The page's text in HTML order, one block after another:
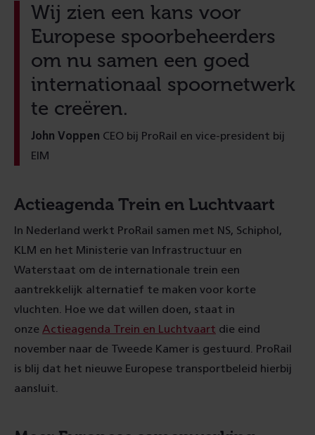
Wij zien een kans voor
Europese spoorbeheerders
om nu samen een goed
internationaal spoornetwerk
te creëren.
John Voppen CEO bij ProRail en vice-president bij
EIM
Actieagenda Trein en Luchtvaart
In Nederland werkt ProRail samen met NS, Schiphol,
KLM en het Ministerie van Infrastructuur en
Waterstaat om de internationale trein een
aantrekkelijk alternatief te maken voor korte
vluchten. Hoe we dat willen doen, staat in
onze Actieagenda Trein en Luchtvaart die eind
november naar de Tweede Kamer is gestuurd. ProRail
is blij dat het nieuwe Europese transportbeleid hierbij
aansluit.